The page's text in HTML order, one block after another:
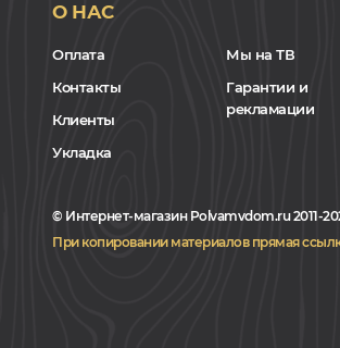
О НАС
Оплата
Контакты
Клиенты
Укладка
Мы на ТВ
Гарантии и
рекламации
© Интернет-магазин Polvamvdom.ru 2011-
При копировании материалов прямая